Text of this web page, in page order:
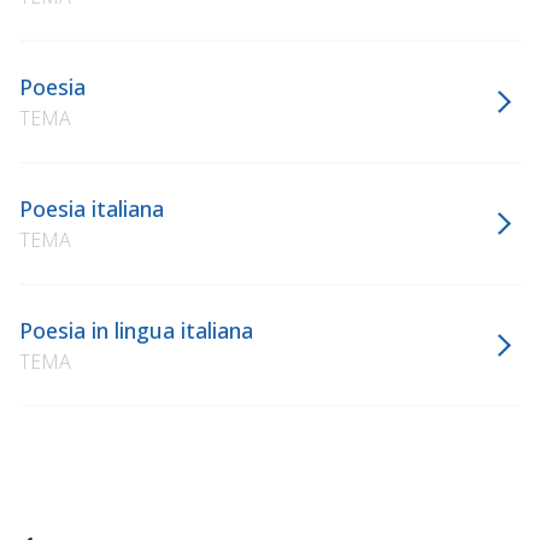
Poesia
TEMA
Poesia italiana
TEMA
Poesia in lingua italiana
TEMA